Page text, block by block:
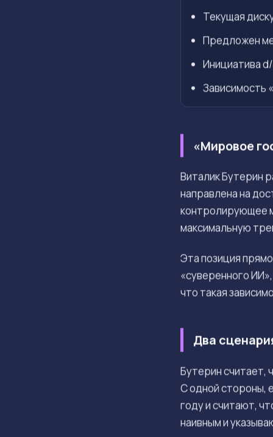
Текущая
Предложен
Инициатива
Зависимость
«Мировое
Виталик Бутерин
направлена на
контролирующее
максимальную
Эта позиция
«суверенного
что такая
Два
Бутерин считает,
С одной стороны,
году и считают,
наивным и